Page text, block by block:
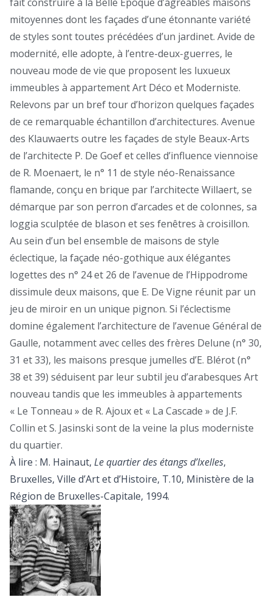
fait construire à la Belle Époque d’agréables maisons
mitoyennes dont les façades d’une étonnante variété
de styles sont toutes précédées d’un jardinet. Avide de
modernité, elle adopte, à l’entre-deux-guerres, le
nouveau mode de vie que proposent les luxueux
immeubles à appartement Art Déco et Moderniste.
Relevons par un bref tour d’horizon quelques façades
de ce remarquable échantillon d’architectures. Avenue
des Klauwaerts outre les façades de style Beaux-Arts
de l’architecte P. De Goef et celles d’influence viennoise
de R. Moenaert, le n° 11 de style néo-Renaissance
flamande, conçu en brique par l’architecte Willaert, se
démarque par son perron d’arcades et de colonnes, sa
loggia sculptée de blason et ses fenêtres à croisillon.
Au sein d’un bel ensemble de maisons de style
éclectique, la façade néo-gothique aux élégantes
logettes des n° 24 et 26 de l’avenue de l’Hippodrome
dissimule deux maisons, que E. De Vigne réunit par un
jeu de miroir en un unique pignon. Si l’éclectisme
domine également l’architecture de l’avenue Général de
Gaulle, notamment avec celles des frères Delune (n° 30,
31 et 33), les maisons presque jumelles d’E. Blérot (n°
38 et 39) séduisent par leur subtil jeu d’arabesques Art
nouveau tandis que les immeubles à appartements
« Le Tonneau » de R. Ajoux et « La Cascade » de J.F.
Collin et S. Jasinski sont de la veine la plus moderniste
du quartier.
À lire : M. Hainaut, Le quartier des étangs d’Ixelles,
Bruxelles, Ville d’Art et d’Histoire, T.10, Ministère de la
Région de Bruxelles-Capitale, 1994.